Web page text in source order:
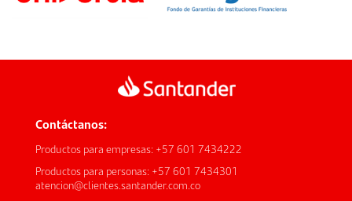
Contáctanos:
Productos para empresas: +57 601 7434222
Productos para personas: +57 601 7434301
atencion@clientes.santander.com.co